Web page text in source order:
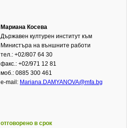
Мариана Косева
Държавен културен институт към
Министъра на външните работи
тел.: +02/807 64 30
факс.: +02/971 12 81
моб.: 0885 300 461
е-mail: Mariana.DAMYANOVA@mfa.bg
отговорено в срок